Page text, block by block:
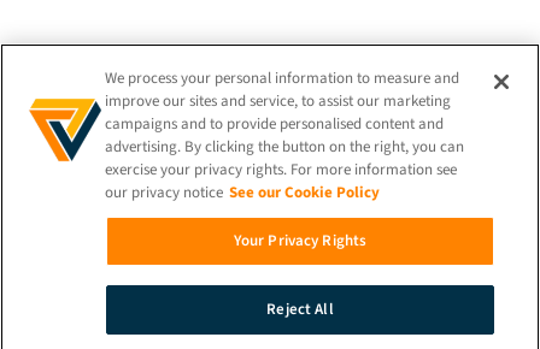
TRADURRE
IT
RIMANETE CONNESSI!
We process your personal information to measure and
improve our sites and service, to assist our marketing
campaigns and to provide personalised content and
advertising. By clicking the button on the right, you can
exercise your privacy rights. For more information see
our privacy notice See our Cookie Policy
Your Privacy Rights
Reject All